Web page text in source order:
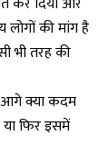
लोगों की मांग है
भी तरह की
आगे क्या कदम
या फिर इसमें